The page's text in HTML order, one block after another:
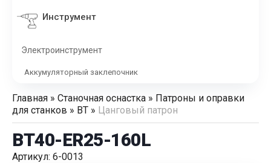
Инструмент
Электроинструмент
Аккумуляторный заклепочник
Главная » Станочная оснастка » Патроны и оправки
для станков » BT » Цанговый патрон
BT40-ER25-160L
Артикул: 6-0013